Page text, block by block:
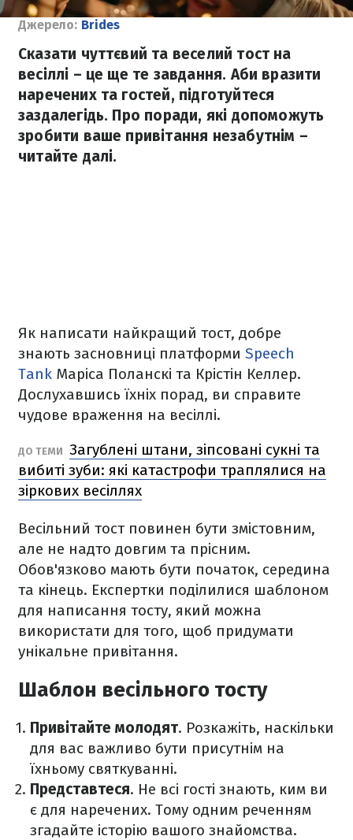
Джерело: Brides
Сказати чуттєвий та веселий тост на
весіллі – це ще те завдання. Аби вразити
наречених та гостей, підготуйтеся
заздалегідь. Про поради, які допоможуть
зробити ваше привітання незабутнім –
читайте далі.
Як написати найкращий тост, добре
знають засновниці платформи Speech
Tank Маріса Поланскі та Крістін Келлер.
Дослухавшись їхніх порад, ви справите
чудове враження на весіллі.
ДО ТЕМИ Загублені штани, зіпсовані сукні та
вибиті зуби: які катастрофи траплялися на
зіркових весіллях
Весільний тост повинен бути змістовним,
але не надто довгим та прісним.
Обов'язково мають бути початок, середина
та кінець. Експертки поділилися шаблоном
для написання тосту, який можна
використати для того, щоб придумати
унікальне привітання.
Шаблон весільного тосту
Привітайте молодят. Розкажіть, наскільки
для вас важливо бути присутнім на
їхньому святкуванні.
Представтеся. Не всі гості знають, ким ви
є для наречених. Тому одним реченням
згадайте історію вашого знайомства.